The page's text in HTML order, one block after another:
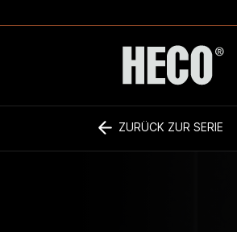
ZURÜCK ZUR SERIE